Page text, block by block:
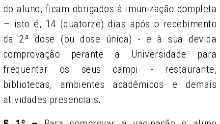
do aluno, ficam obrigados à imunização completa
– isto é, 14 (quatorze) dias após o recebimento
da 2ª dose (ou dose única) - e à sua devida
comprovação perante a Universidade para
frequentar os seus campi - restaurante,
bibliotecas, ambientes acadêmicos e demais
atividades presenciais.